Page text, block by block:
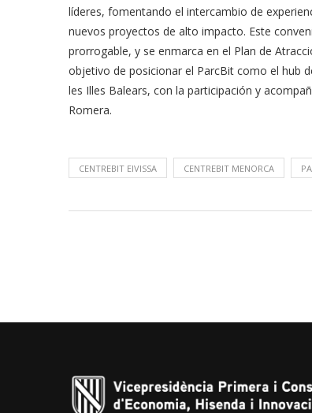
líderes, fomentando el intercambio de
nuevos proyectos de alto impacto. Este
prorrogable, y se enmarca en el Plan de
objetivo de posicionar el ParcBit como el hub
les Illes Balears, con la participación y
Romera.
CENTREBIT EIVISSA CENTREBIT MENORCA